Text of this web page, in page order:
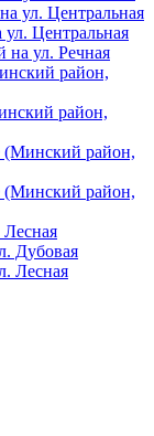
ул. Центральная
Центральная
на ул. Речная
район,
район,
(Минский район,
(Минский район,
Дубовая
Лесная